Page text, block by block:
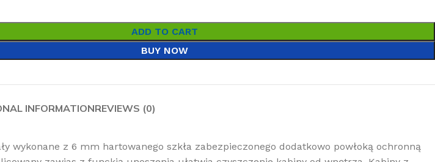
ADD TO CART
BUY NOW
INFORMATIONREVIEWS (0)
wykonane z 6 mm hartowanego szkła zabezpieczonego dodatkowo powłoką ochronną